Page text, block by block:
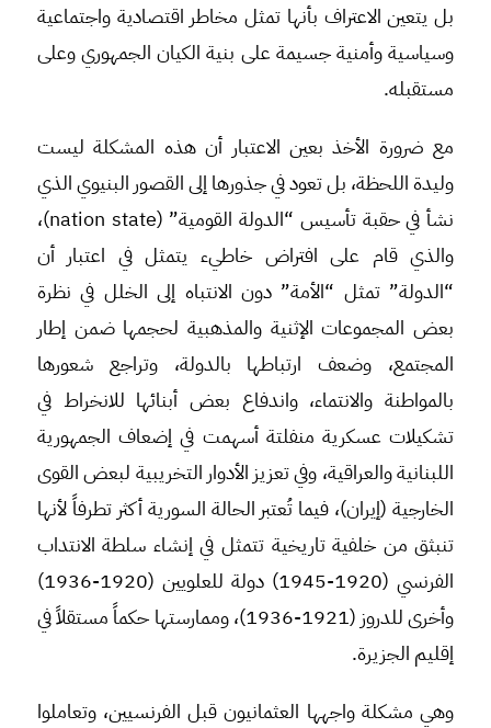
بل يتعين الاعتراف بأنها تمثل مخاطر اقتصادية واجتماعية
وسياسية وأمنية جسيمة على بنية الكيان الجمهوري وعلى
مستقبله.
مع ضرورة الأخذ بعين الاعتبار أن هذه المشكلة ليست
وليدة اللحظة، بل تعود في جذورها إلى القصور البنيوي الذي
نشأ في حقبة تأسيس “الدولة القومية” (nation state)،
والذي قام على افتراض خاطيء يتمثل في اعتبار أن
“الدولة” تمثل “الأمة” دون الانتباه إلى الخلل في نظرة
بعض المجموعات الإثنية والمذهبية لحجمها ضمن إطار
المجتمع، وضعف ارتباطها بالدولة، وتراجع شعورها
بالمواطنة والانتماء، واندفاع بعض أبنائها للانخراط في
تشكيلات عسكرية منفلتة أسهمت في إضعاف الجمهورية
اللبنانية والعراقية، وفي تعزيز الأدوار التخريبية لبعض القوى
الخارجية (إيران)، فيما تُعتبر الحالة السورية أكثر تطرفاً لأنها
تنبثق من خلفية تاريخية تتمثل في إنشاء سلطة الانتداب
الفرنسي (1920-1945) دولة للعلويين (1920-1936)
وأخرى للدروز (1921-1936)، وممارستها حكماً مستقلاً في
إقليم الجزيرة.
وهي مشكلة واجهها العثمانيون قبل الفرنسيين، وتعاملوا